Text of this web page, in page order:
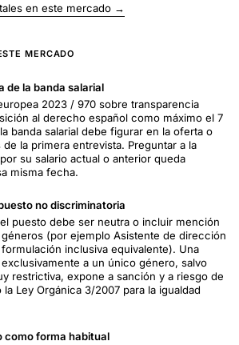
en este mercado →
MERCADO
de la banda salarial
2023 / 970 sobre transparencia
al derecho español como máximo el 7
banda salarial debe figurar en la oferta o
la primera entrevista. Preguntar a la
su salario actual o anterior queda
misma fecha.
no discriminatoria
puesto debe ser neutra o incluir mención
(por ejemplo Asistente de dirección
inclusiva equivalente). Una
a un único género, salvo
restrictiva, expone a sanción y a riesgo de
Ley Orgánica 3/2007 para la igualdad
como forma habitual